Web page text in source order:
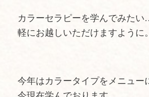
カラーセラピーを学んでみた
軽にお越しいただけますように。
今年はカラータイプをメニュー